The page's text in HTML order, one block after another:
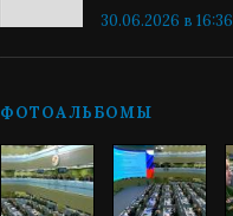
30.06.2026 в 16:36
ФОТОАЛЬБОМЫ